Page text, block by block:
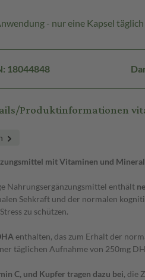
- nur eine Kapsel täglich
18044848
Produktinformationen
mit Vitaminen und
Nahrungsergänzungsmittel enthält
Sehkraft und der normalen
zu schützen.
enthalten, das zum Erhalt der
täglichen Aufnahme von 250mg
C, und Kupfer tragen dazu bei, die